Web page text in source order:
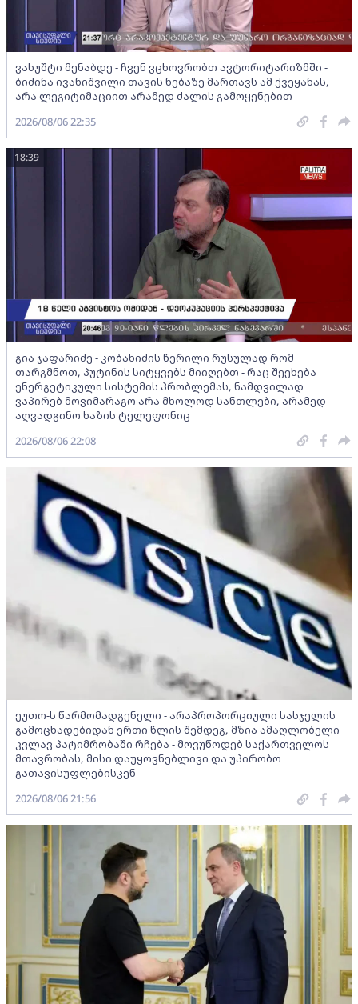
ვახუშტი მენაბდე - ჩვენ ვცხოვრობთ ავტორიტარიზმში -
ბიძინა ივანიშვილი თავის ნებაზე მართავს ამ ქვეყანას,
არა ლეგიტიმაციით არამედ ძალის გამოყენებით
2026/08/06 22:35
გია ჯაფარიძე - კობახიძის წერილი რუსულად რომ
თარგმნოთ, პუტინის სიტყვებს მიიღებთ - რაც შეეხება
ენერგეტიკული სისტემის პრობლემას, ნამდვილად
ვაპირებ მოვიმარაგო არა მხოლოდ სანთლები, არამედ
აღვადგინო ხაზის ტელეფონიც
18:39
2026/08/06 22:08
ეუთო-ს წარმომადგენელი - არაპროპორციული სასჯელის
გამოცხადებიდან ერთი წლის შემდეგ, მზია ამაღლობელი
კვლავ პატიმრობაში რჩება - მოვუწოდებ საქართველოს
მთავრობას, მისი დაუყოვნებლივი და უპირობო
გათავისუფლებისკენ
2026/08/06 21:56